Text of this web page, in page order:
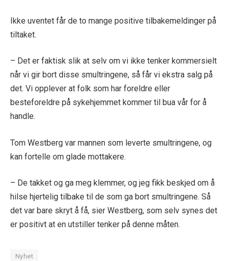
Ikke uventet får de to mange positive tilbakemeldinger på
tiltaket.
– Det er faktisk slik at selv om vi ikke tenker kommersielt
når vi gir bort disse smultringene, så får vi ekstra salg på
det. Vi opplever at folk som har foreldre eller
besteforeldre på sykehjemmet kommer til bua vår for å
handle.
Tom Westberg var mannen som leverte smultringene, og
kan fortelle om glade mottakere.
– De takket og ga meg klemmer, og jeg fikk beskjed om å
hilse hjertelig tilbake til de som ga bort smultringene. Så
det var bare skryt å få, sier Westberg, som selv synes det
er positivt at en utstiller tenker på denne måten.
Nyhet